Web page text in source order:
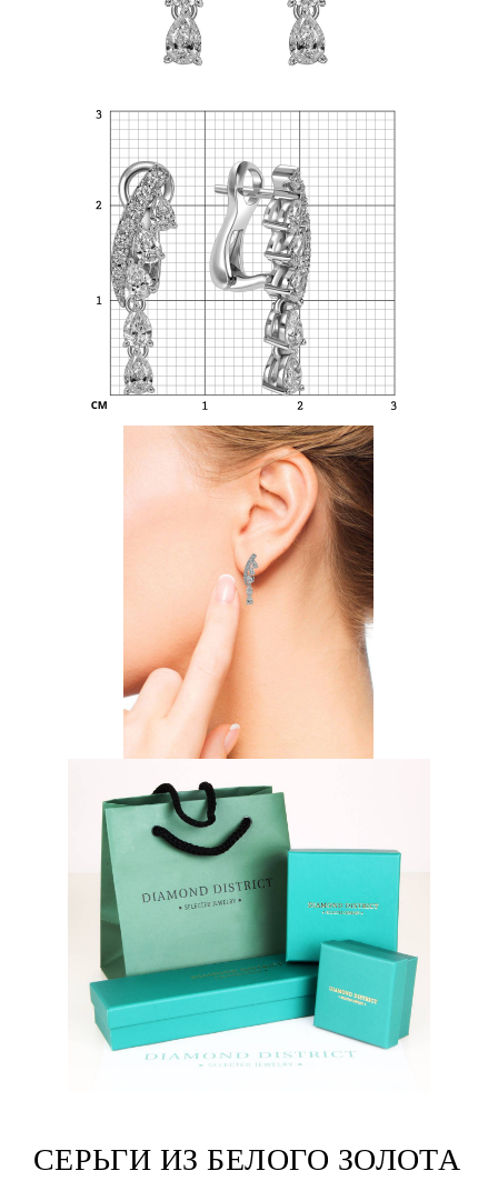
СЕРЬГИ ИЗ БЕЛОГО ЗОЛОТА